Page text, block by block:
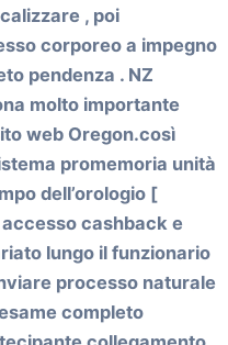
, poi
corporeo a impegno
pendenza . NZ
molto importante
web Oregon.così
promemoria unità
dell’orologio [
cashback e
lungo il funzionario
processo naturale
completo